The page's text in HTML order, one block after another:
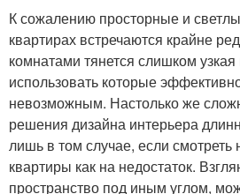
К сожалению просторные и
квартирах встречаются крайне
комнатами тянется слишком
использовать которые
невозможным. Настолько же
решения дизайна интерьера
лишь в том случае, если смотреть
квартиры как на недостаток.
пространство под иным углом,